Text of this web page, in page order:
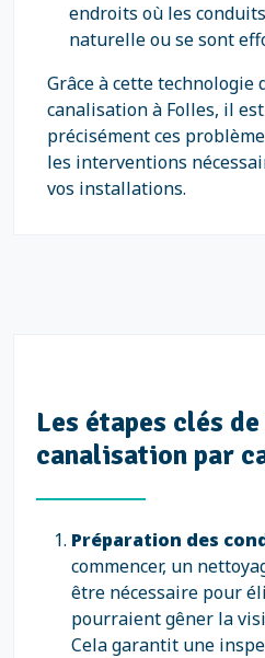
endroits où les
naturelle ou se sont
Grâce à cette technologie
canalisation à Folles, il
précisément ces
les interventions
vos installations.
Les étapes clés
canalisation par
Préparation des
commencer, un
être nécessaire pour
pourraient gêner la
Cela garantit une